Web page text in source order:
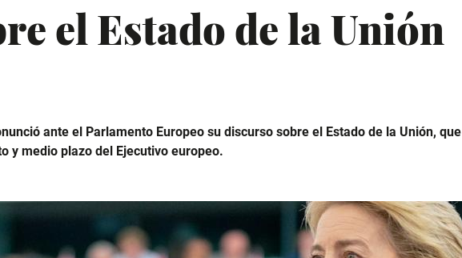
el Estado de la Unión
ante el Parlamento Europeo su discurso sobre el Estado de la Unión, que
y medio plazo del Ejecutivo europeo.